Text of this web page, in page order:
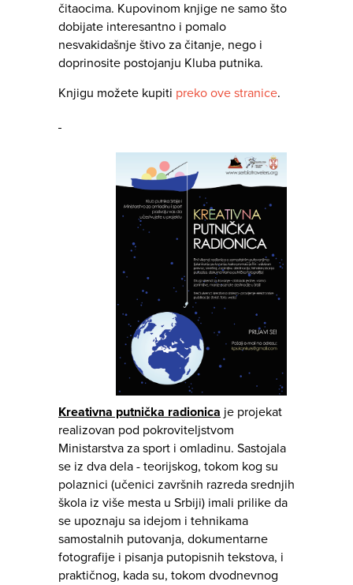
čitaocima. Kupovinom knjige ne samo što
dobijate interesantno i pomalo
nesvakidašnje štivo za čitanje, nego i
doprinosite postojanju Kluba putnika.
Knjigu možete kupiti preko ove stranice.
Kreativna putnička radionica je projekat
realizovan pod pokroviteljstvom
Ministarstva za sport i omladinu. Sastojala
se iz dva dela - teorijskog, tokom kog su
polaznici (učenici završnih razreda srednjih
škola iz više mesta u Srbiji) imali prilike da
se upoznaju sa idejom i tehnikama
samostalnih putovanja, dokumentarne
fotografije i pisanja putopisnih tekstova, i
praktičnog, kada su, tokom dvodnevnog